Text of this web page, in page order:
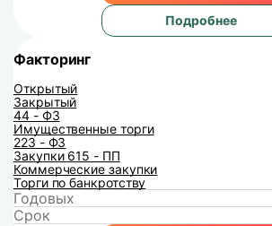
Подробнее
Факторинг
Открытый
Закрытый
44 - ФЗ
Имущественные торги
223 - ФЗ
Закупки 615 - ПП
Коммерческие закупки
Торги по банкротству
Годовых
Срок